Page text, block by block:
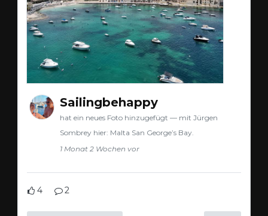
Sailingbehappy
hat ein neues Foto hinzugefügt — mit Jürgen
Sombrey hier: Malta San George’s Bay.
1 Monat 2 Wochen vor
4 2